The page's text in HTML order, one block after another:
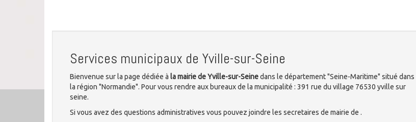
Services municipaux de Yville-sur-Seine
Bienvenue sur la page dédiée à la mairie de Yville-sur-Seinedans le département "Seine-Maritime" situé dans
la région "Normandie". Pour vous rendre aux bureaux de la municipalité : 391 rue du village 76530 yville sur
seine.
Si vous avez des questions administratives vous pouvez joindre les secretaires de mairie de .